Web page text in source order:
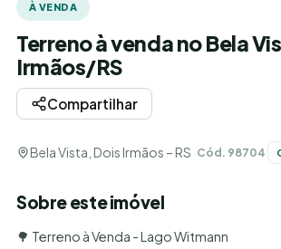
À VENDA
Terreno à venda no Bela
Irmãos/RS
Compartilhar
Bela Vista, Dois Irmãos – RS Cód. 98704
Sobre este imóvel
🌳 Terreno à Venda - Lago Witmann